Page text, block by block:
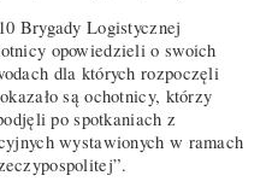
Brygady Logistycznej
opowiedzieli o swoich
dla których rozpoczęli
są ochotnicy, którzy
po spotkaniach z
wystawionych w ramach